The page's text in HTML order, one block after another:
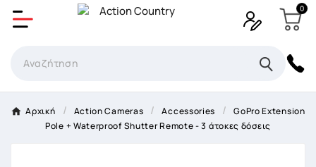
0
Αρχική Αction Cameras Accessories
GoPro Extension
Pole + Waterproof Shutter Remote - 3 άτοκες δόσεις
Δημιουργία λίστα επιθυμητών
×
Όνομα Λίστα επιθυμιτών
Ακύρωση Δημιουργία λίστα επιθυμητών